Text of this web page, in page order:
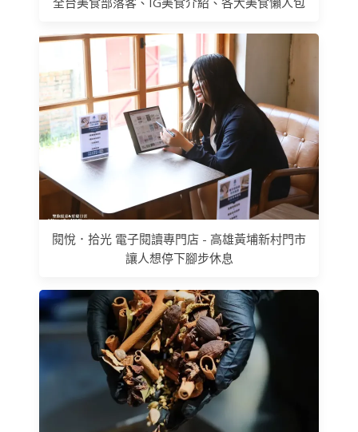
閱悅．拾光 電子閱讀專門店 - 高雄黃埔新村門市
讓人想停下腳步休息